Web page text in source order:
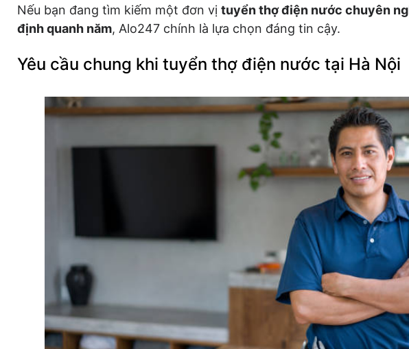
Nếu bạn đang tìm kiếm một đơn vị tuyển thợ điện nước chuyên
định quanh năm, Alo247 chính là lựa chọn đáng tin cậy.
Yêu cầu chung khi tuyển thợ điện nước tại Hà Nội